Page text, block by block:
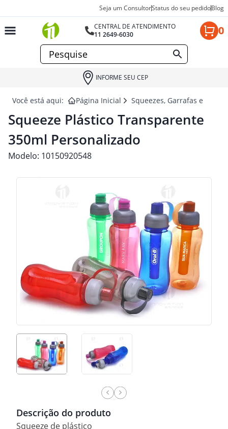
Seja um ConsultorStatus do seu pedidoBlog
CENTRAL DE ATENDIMENTO
11 2649-6030
0
INFORME SEU CEP
Você está aqui: Página Inicial Squeezes, Garrafas e
Squeeze Plástico Transparente
350ml Personalizado
Modelo: 10150920548
Descrição do produto
Squeeze de plástico